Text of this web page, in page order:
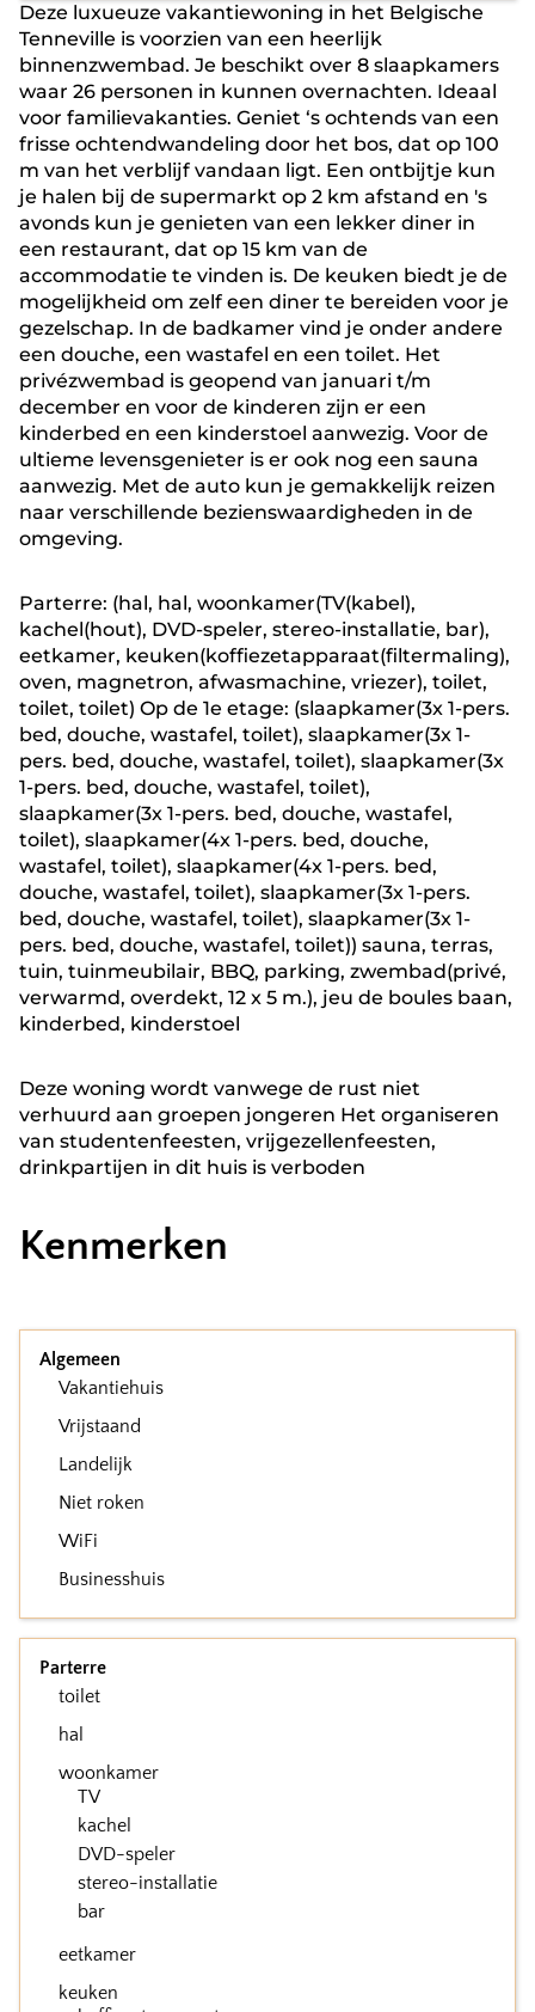
Deze luxueuze vakantiewoning in het Belgische
Tenneville is voorzien van een heerlijk
binnenzwembad. Je beschikt over 8 slaapkamers
waar 26 personen in kunnen overnachten. Ideaal
voor familievakanties. Geniet ‘s ochtends van een
frisse ochtendwandeling door het bos, dat op 100
m van het verblijf vandaan ligt. Een ontbijtje kun
je halen bij de supermarkt op 2 km afstand en 's
avonds kun je genieten van een lekker diner in
een restaurant, dat op 15 km van de
accommodatie te vinden is. De keuken biedt je de
mogelijkheid om zelf een diner te bereiden voor je
gezelschap. In de badkamer vind je onder andere
een douche, een wastafel en een toilet. Het
privézwembad is geopend van januari t/m
december en voor de kinderen zijn er een
kinderbed en een kinderstoel aanwezig. Voor de
ultieme levensgenieter is er ook nog een sauna
aanwezig. Met de auto kun je gemakkelijk reizen
naar verschillende bezienswaardigheden in de
omgeving.
Parterre: (hal, hal, woonkamer(TV(kabel),
kachel(hout), DVD-speler, stereo-installatie, bar),
eetkamer, keuken(koffiezetapparaat(filtermaling),
oven, magnetron, afwasmachine, vriezer), toilet,
toilet, toilet) Op de 1e etage: (slaapkamer(3x 1-pers.
bed, douche, wastafel, toilet), slaapkamer(3x 1-
pers. bed, douche, wastafel, toilet), slaapkamer(3x
1-pers. bed, douche, wastafel, toilet),
slaapkamer(3x 1-pers. bed, douche, wastafel,
toilet), slaapkamer(4x 1-pers. bed, douche,
wastafel, toilet), slaapkamer(4x 1-pers. bed,
douche, wastafel, toilet), slaapkamer(3x 1-pers.
bed, douche, wastafel, toilet), slaapkamer(3x 1-
pers. bed, douche, wastafel, toilet)) sauna, terras,
tuin, tuinmeubilair, BBQ, parking, zwembad(privé,
verwarmd, overdekt, 12 x 5 m.), jeu de boules baan,
kinderbed, kinderstoel
Deze woning wordt vanwege de rust niet
verhuurd aan groepen jongeren Het organiseren
van studentenfeesten, vrijgezellenfeesten,
drinkpartijen in dit huis is verboden
Kenmerken
Algemeen
Vakantiehuis
Vrijstaand
Landelijk
Niet roken
WiFi
Businesshuis
Parterre
toilet
hal
woonkamer
TV
kachel
DVD-speler
stereo-installatie
bar
eetkamer
keuken